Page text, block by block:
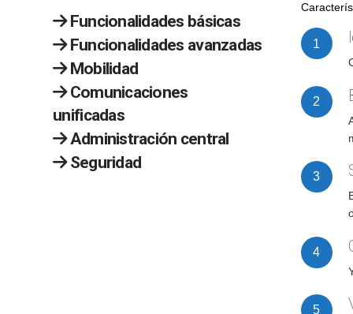
Funcionalidades básicas
Funcionalidades avanzadas
Mobilidad
Comunicaciones
unificadas
Administración central
Seguridad